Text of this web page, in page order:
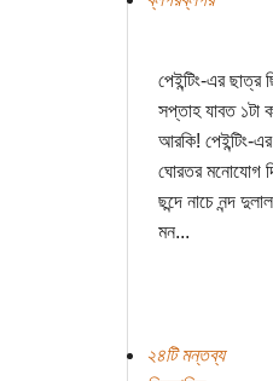
পেইন্টিং-এর ছাত্র
সপ্তাহ যাবত ১টা
আরকি! পেইন্টিং-
ঘোরতর মনোযোগ
ছন্দে নাচে নন্দ
মন...
২৪টি মন্তব্য